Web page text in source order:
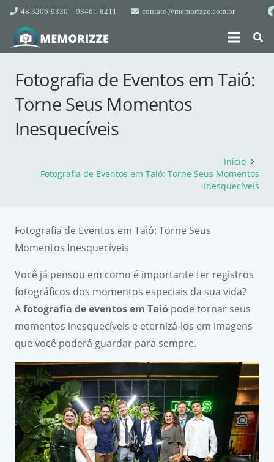
48 3206-9330 – 98461-8211 contato@memorizze.com.br
Fotografia de Eventos em Taió:
Torne Seus Momentos
Inesquecíveis
Início
Fotografia de Eventos em Taió: Torne Seus Momentos
Inesquecíveis
Fotografia de Eventos em Taió: Torne Seus
Momentos Inesquecíveis
Você já pensou em como é importante ter registros
fotográficos dos momentos especiais da sua vida?
Afotografia de eventos em Taió pode tornar seus
momentos inesquecíveis e eternizá-los em imagens
que você poderá guardar para sempre.